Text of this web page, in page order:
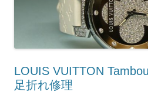
LOUIS VUITTON
足折れ修理